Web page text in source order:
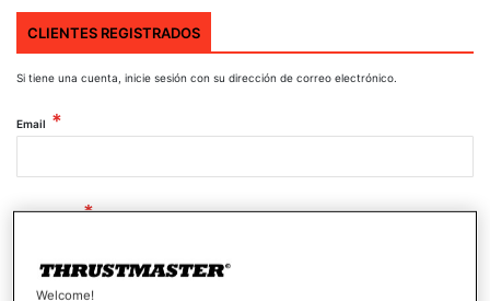
CLIENTES REGISTRADOS
Si tiene una cuenta, inicie sesión con su dirección de correo electrónico.
Email
Contraseña
Welcome!